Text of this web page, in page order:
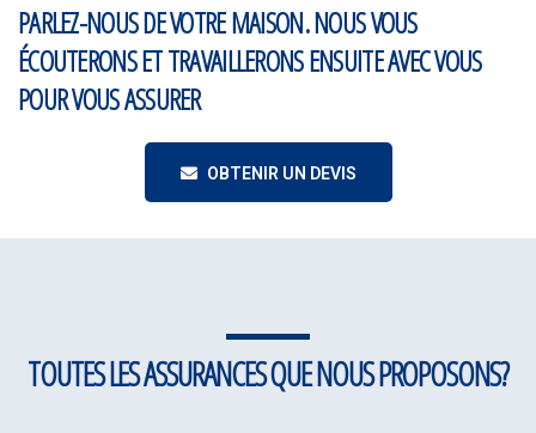
PARLEZ-NOUS DE VOTRE MAISON. NOUS VOUS
ÉCOUTERONS ET TRAVAILLERONS ENSUITE AVEC VOUS
POUR VOUS ASSURER
OBTENIR UN DEVIS
TOUTES LES ASSURANCES QUE NOUS PROPOSONS?